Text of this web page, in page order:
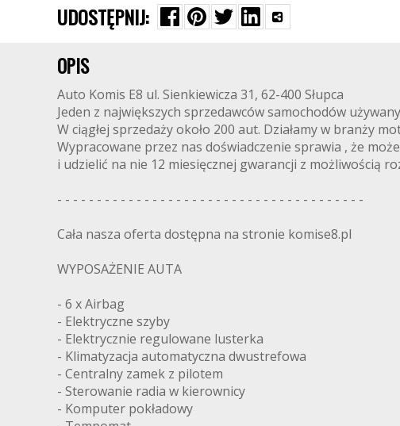
UDOSTĘPNIJ:
OPIS
Auto Komis E8 ul. Sienkiewicza 31, 62-400 Słupca
Jeden z największych sprzedawców samochodów
W ciągłej sprzedaży około 200 aut. Działamy w branży
Wypracowane przez nas doświadczenie sprawia , że
i udzielić na nie 12 miesięcznej gwarancji z możliwością
- - - - - - - - - - - - - - - - - - - - - - - - - - - - - - - - - - - - - - -
Cała nasza oferta dostępna na stronie komise8.pl
WYPOSAŻENIE AUTA
- 6 x Airbag
- Elektryczne szyby
- Elektrycznie regulowane lusterka
- Klimatyzacja automatyczna dwustrefowa
- Centralny zamek z pilotem
- Sterowanie radia w kierownicy
- Komputer pokładowy